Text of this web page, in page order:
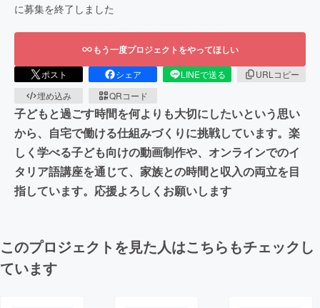
に募集を終了しました
もう一度プロジェクトをやってほしい
ポスト シェア LINEで送る
URLコピー
埋め込み
QRコード
子どもと過ごす時間を何よりも大切にしたいという思い
から、自宅で働ける仕組みづくりに挑戦しています。楽
しく学べる子ども向けの動画制作や、オンラインでのイ
タリア語講座を通じて、家族との時間と収入の両立を目
指しています。応援よろしくお願いします
このプロジェクトを見た人はこちらもチェックし
ています